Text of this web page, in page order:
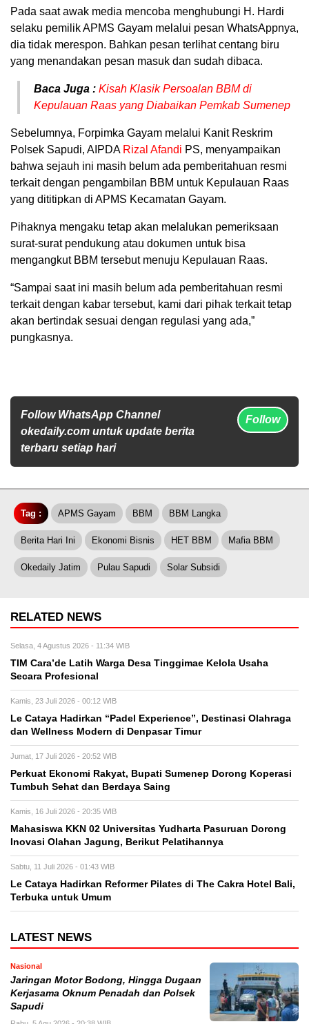
Pada saat awak media mencoba menghubungi H. Hardi
selaku pemilik APMS Gayam melalui pesan WhatsAppnya,
dia tidak merespon. Bahkan pesan terlihat centang biru
yang menandakan pesan masuk dan sudah dibaca.
Baca Juga : Kisah Klasik Persoalan BBM di
Kepulauan Raas yang Diabaikan Pemkab Sumenep
Sebelumnya, Forpimka Gayam melalui Kanit Reskrim
Polsek Sapudi, AIPDA Rizal Afandi PS, menyampaikan
bahwa sejauh ini masih belum ada pemberitahuan resmi
terkait dengan pengambilan BBM untuk Kepulauan Raas
yang dititipkan di APMS Kecamatan Gayam.
Pihaknya mengaku tetap akan melalukan pemeriksaan
surat-surat pendukung atau dokumen untuk bisa
mengangkut BBM tersebut menuju Kepulauan Raas.
“Sampai saat ini masih belum ada pemberitahuan resmi
terkait dengan kabar tersebut, kami dari pihak terkait tetap
akan bertindak sesuai dengan regulasi yang ada,”
pungkasnya.
Follow WhatsApp Channel
okedaily.com untuk update berita
terbaru setiap hari
Follow
Tag : APMS Gayam BBM BBM Langka
Berita Hari Ini Ekonomi Bisnis HET BBM Mafia BBM
Okedaily Jatim Pulau Sapudi Solar Subsidi
RELATED NEWS
Selasa, 4 Agustus 2026 - 11:34 WIB
TIM Cara’de Latih Warga Desa Tinggimae Kelola Usaha
Secara Profesional
Kamis, 23 Juli 2026 - 00:12 WIB
Le Cataya Hadirkan “Padel Experience”, Destinasi Olahraga
dan Wellness Modern di Denpasar Timur
Jumat, 17 Juli 2026 - 20:52 WIB
Perkuat Ekonomi Rakyat, Bupati Sumenep Dorong Koperasi
Tumbuh Sehat dan Berdaya Saing
Kamis, 16 Juli 2026 - 20:35 WIB
Mahasiswa KKN 02 Universitas Yudharta Pasuruan Dorong
Inovasi Olahan Jagung, Berikut Pelatihannya
Sabtu, 11 Juli 2026 - 01:43 WIB
Le Cataya Hadirkan Reformer Pilates di The Cakra Hotel Bali,
Terbuka untuk Umum
LATEST NEWS
Nasional
Jaringan Motor Bodong, Hingga Dugaan
Kerjasama Oknum Penadah dan Polsek
Sapudi